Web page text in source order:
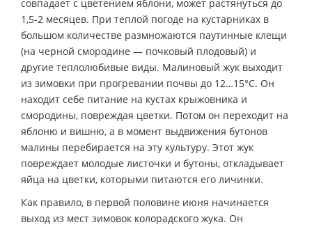
совпадает с цветением яблони, может растянуться до
1,5-2 месяцев. При теплой погоде на кустарниках в
большом количестве размножаются паутинные клещи
(на черной смородине — почковый плодовый) и
другие теплолюбивые виды. Малиновый жук выходит
из зимовки при прогревании почвы до 12…15°С. Он
находит себе питание на кустах крыжовника и
смородины, повреждая цветки. Потом он переходит на
яблоню и вишню, а в момент выдвижения бутонов
малины перебирается на эту культуру. Этот жук
повреждает молодые листочки и бутоны, откладывает
яйца на цветки, которыми питаются его личинки.
Как правило, в первой половине июня начинается
выход из мест зимовок колорадского жука. Он